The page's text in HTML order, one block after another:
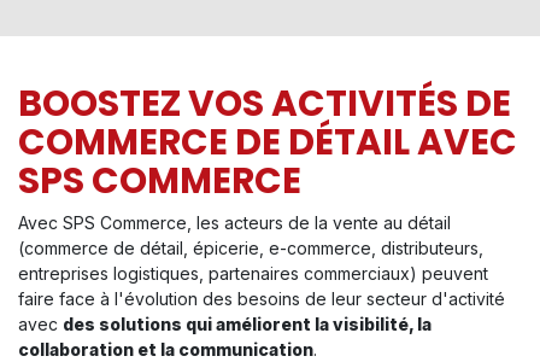
BOOSTEZ VOS ACTIVITÉS DE
COMMERCE DE DÉTAIL AVEC
SPS COMMERCE
Avec SPS Commerce, les acteurs de la vente au détail
(commerce de détail, épicerie, e-commerce, distributeurs,
entreprises logistiques, partenaires commerciaux) peuvent
faire face à l'évolution des besoins de leur secteur d'activité
avec des solutions qui améliorent la visibilité, la
collaboration et la communication.